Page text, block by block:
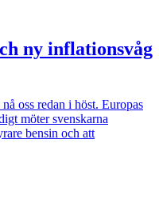
ny inflationsvåg
oss redan i höst. Europas
möter svenskarna
bensin och att